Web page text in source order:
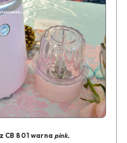
CB 801 warna pink.